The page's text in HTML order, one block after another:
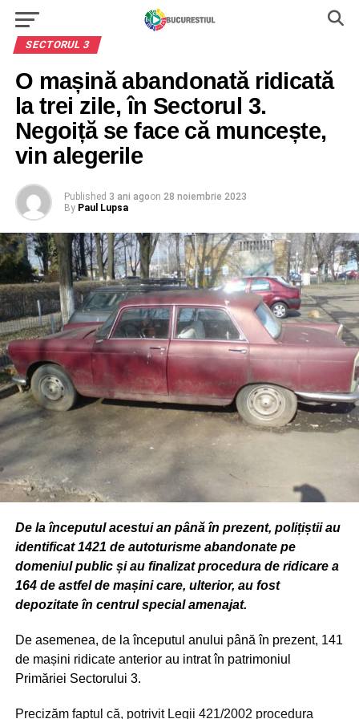
SECTORUL 3
O mașină abandonată ridicată
la trei zile, în Sectorul 3.
Negoiță se face că muncește,
vin alegerile
Published 3 ani agoon 28 noiembrie 2023
By Paul Lupsa
De la începutul acestui an până în prezent, polițiștii au
identificat 1421 de autoturisme abandonate pe
domeniul public și au finalizat procedura de ridicare a
164 de astfel de mașini care, ulterior, au fost
depozitate în centrul special amenajat.
De asemenea, de la începutul anului până în prezent, 141
de mașini ridicate anterior au intrat în patrimoniul
Primăriei Sectorului 3.
Precizăm faptul că, potrivit Legii 421/2002 procedura